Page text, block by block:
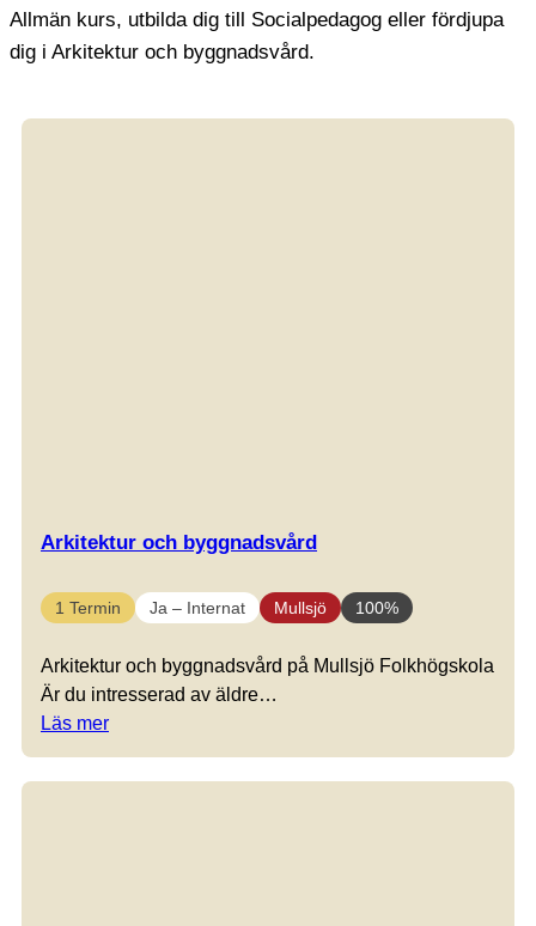
Allmän kurs, utbilda dig till Socialpedagog eller fördjupa
dig i Arkitektur och byggnadsvård.
Arkitektur och byggnadsvård
1 Termin Ja – Internat Mullsjö 100%
Arkitektur och byggnadsvård på Mullsjö Folkhögskola
Är du intresserad av äldre…
Läs mer